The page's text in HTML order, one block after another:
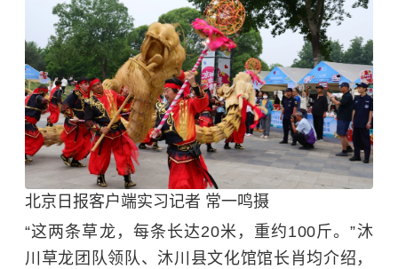
北京日报客户端实习记者 常一鸣摄
“这两条草龙，每条长达20米，重约100斤。”沐
川草龙团队领队、沐川县文化馆馆长肖均介绍，